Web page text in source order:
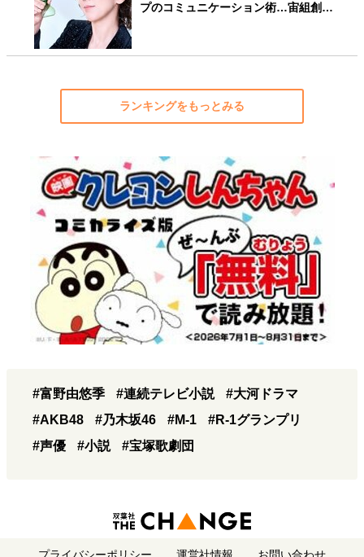
プのコミュニケーション術…宙組創…
ランキングをもっとみる
#富野由悠季 #連続テレビ小説
#大河ドラマ
#AKB48
#乃木坂46 #M-1
#R-1グランプリ
#声優
#小説 #宝塚歌劇団